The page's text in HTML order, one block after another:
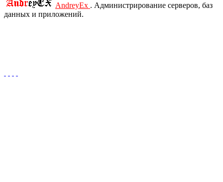
AndreyEx . Администрирование серверов, баз
данных и приложений.